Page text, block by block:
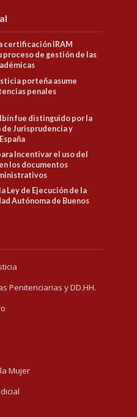
certificación IRAM
proceso de gestión de las
porteña asume
penales
fue distinguido por la
de Jurisprudencia y
Incentivar el uso del
los documentos
Ley de Ejecución de la
Autónoma de Buenos
Penitenciarias y DD.HH.
Mujer